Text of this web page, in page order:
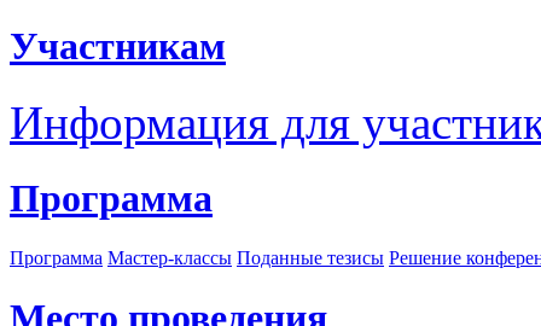
Участникам
Информация для
Программа
Программа Мастер-классы Поданные тезисы Решение